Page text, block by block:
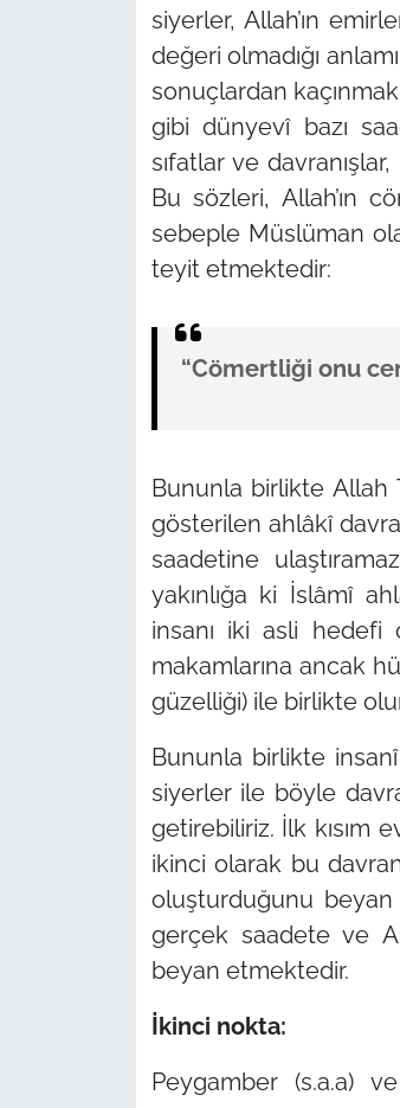
siyerler, Allah’ın
değeri olmadığı
sonuçlardan
gibi dünyevî bazı
sıfatlar ve
Bu sözleri, Allah’ın
sebeple Müslüman
teyit etmektedir:
“Cömertliği onu
Bununla birlikte Allah
gösterilen ahlâkî
saadetine
yakınlığa ki İslâmî
insanı iki asli hedefi
makamlarına ancak
güzelliği) ile birlikte
Bununla birlikte
siyerler ile böyle
getirebiliriz. İlk kısım
ikinci olarak bu
oluşturduğunu beyan
gerçek saadete ve
beyan etmektedir.
İkinci nokta:
Peygamber (s.a.a)